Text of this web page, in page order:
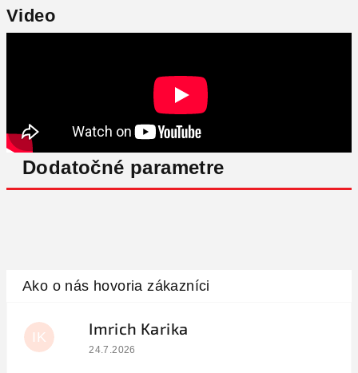
Video
Dodatočné parametre
IK Imrich Karika
Hodnotenie obchodu je 5 z 5 hviezdičiek.
24.7.2026